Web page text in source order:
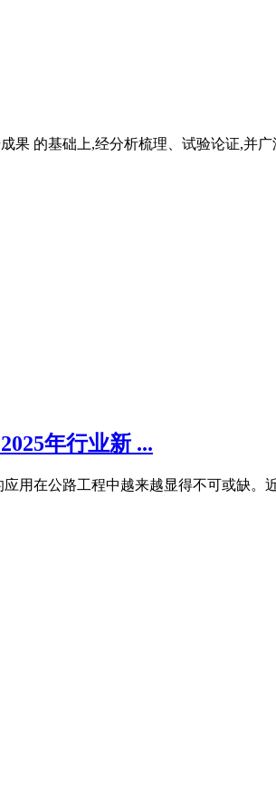
的基础上,经分析梳理、试验论证,并
年行业新 ...
用在公路工程中越来越显得不可或缺